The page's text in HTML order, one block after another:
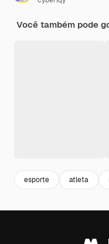
Você também pode
esporte atleta